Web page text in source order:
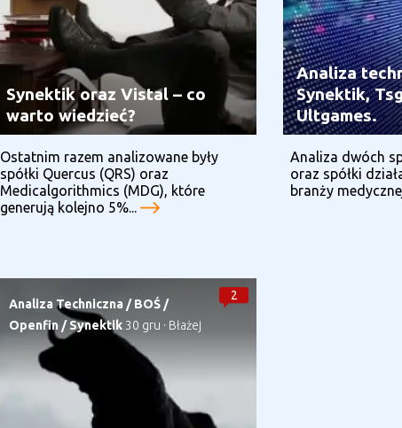
Synektik oraz Vistal – co
warto wiedzieć?
Ostatnim razem analizowane były
spółki Quercus (QRS) oraz
Medicalgorithmics (MDG), które
generują kolejno 5%...
Analiza
Synektik,
Ultgames.
Analiza dwóch
oraz spółki
branży
2
Analiza Techniczna/BOŚ/
Openfin/Synektik 30 gru · Błażej